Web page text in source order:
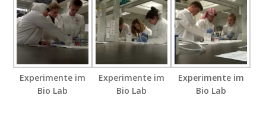
Experimente im
Bio Lab
Experimente im
Bio Lab
Experimente im
Bio Lab